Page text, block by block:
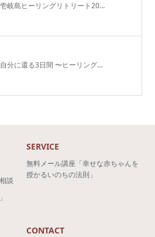
壱岐島ヒーリングリトリート20…
分に還る3日間 〜ヒーリング…
談
SERVICE
無料メール講座「幸せな赤ちゃんを
授かるいのちの法則」
CONTACT